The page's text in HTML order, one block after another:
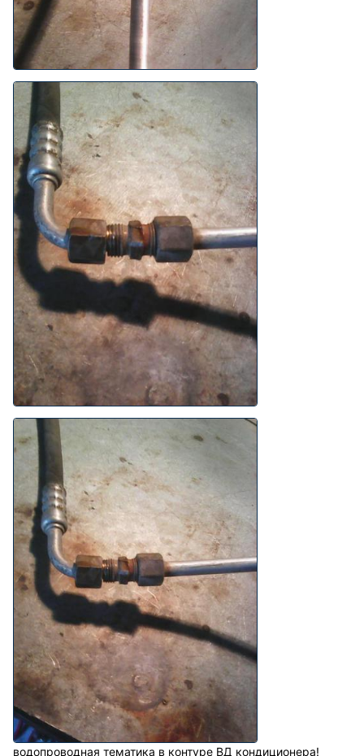
водопроводная тематика в контуре ВД кондиционера!